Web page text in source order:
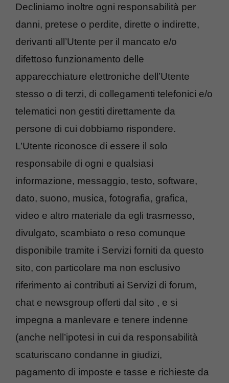
Decliniamo inoltre ogni responsabilità per
danni, pretese o perdite, dirette o indirette,
derivanti all’Utente per il mancato e/o
difettoso funzionamento delle
apparecchiature elettroniche dell’Utente
stesso o di terzi, di collegamenti telefonici e/o
telematici non gestiti direttamente da
persone di cui dobbiamo rispondere.
L’Utente riconosce di essere il solo
responsabile di ogni e qualsiasi
informazione, messaggio, testo, software,
dato, suono, musica, fotografia, grafica,
video e altro materiale da egli trasmesso,
divulgato, scambiato o reso comunque
disponibile tramite i Servizi forniti da questo
sito, con particolare ma non esclusivo
riferimento ai contributi ai Servizi di forum,
chat e newsgroup offerti dal sito , e si
impegna a manlevare e tenere indenne
(anche nell’ipotesi in cui da responsabilità
scaturiscano condanne in giudizi,
pagamento di imposte e tasse e richieste da